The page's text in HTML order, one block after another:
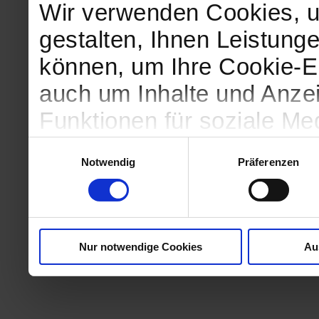
Wir verwenden Cookies,
gestalten, Ihnen
können, um Ihre Cookie-
auch um Inhalte und
Funktionen für soziale
geben wir Informationen
Website an unsere
und Analysen weiter, die
kein angemessenes
in denen Sie Ihre Rechte
Notwendig
Präferenzen
Nur notwendige Cookies